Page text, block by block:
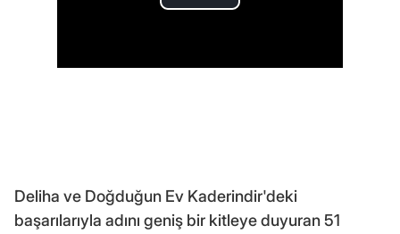
Deliha ve Doğduğun Ev Kaderindir'deki
başarılarıyla adını geniş bir kitleye duyuran 51